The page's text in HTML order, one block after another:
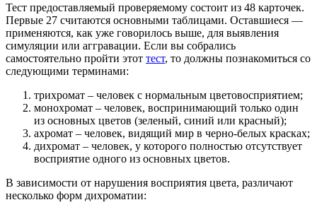
Тест предоставляемый проверяемому состоит из 48 карточек.
Первые 27 считаются основными таблицами. Оставшиеся —
применяются, как уже говорилось выше, для выявления
симуляции или аггравации. Если вы собрались
самостоятельно пройти этот тест, то должны познакомиться со
следующими терминами:
трихромат – человек с нормальным цветовосприятием;
монохромат – человек, воспринимающий только один
из основных цветов (зеленый, синий или красный);
ахромат – человек, видящий мир в черно-белых красках;
дихромат – человек, у которого полностью отсутствует
восприятие одного из основных цветов.
В зависимости от нарушения восприятия цвета, различают
несколько форм дихроматии: